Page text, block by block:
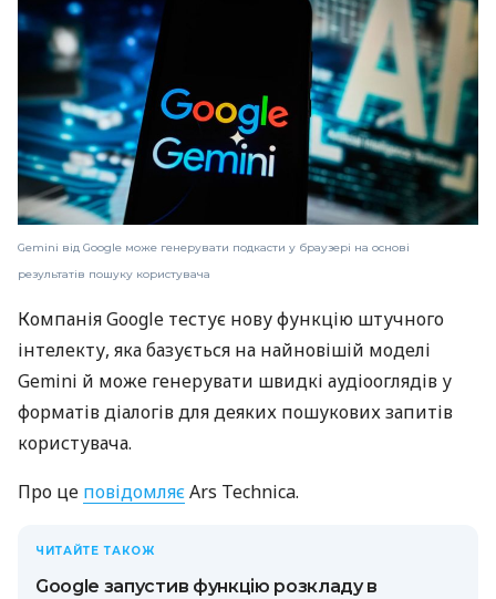
Gemini від Google може генерувати подкасти у браузері на основі
результатів пошуку користувача
Компанія Google тестує нову функцію штучного
інтелекту, яка базується на найновішій моделі
Gemini й може генерувати швидкі аудіооглядів у
форматів діалогів для деяких пошукових запитів
користувача.
Про це повідомляєArs Technica.
ЧИТАЙТЕ ТАКОЖ
Google запустив функцію розкладу в